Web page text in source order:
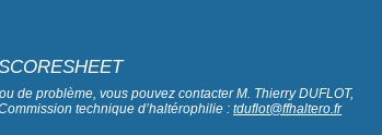
de problème, vous pouvez contacter M. Thierry DUFLOT,
technique d’haltérophilie :tduflot@ffhaltero.fr